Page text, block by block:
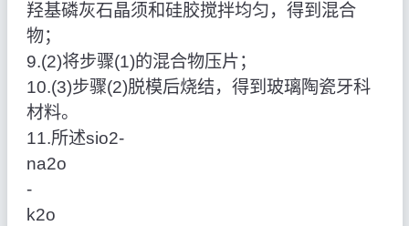
羟基磷灰石晶须和硅胶搅拌均匀，得到混合
物；
9.(2)将步骤(1)的混合物压片；
10.(3)步骤(2)脱模后烧结，得到玻璃陶瓷牙科
材料。
11.所述sio2‑
na2o
‑
k2o